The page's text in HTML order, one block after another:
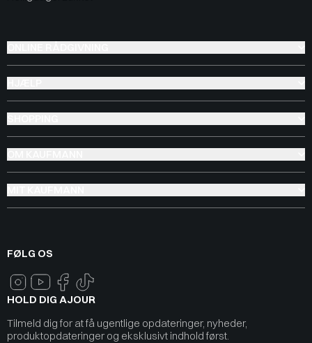
FØLG OS
HOLD DIG AJOUR
Tilmeld dig for at få ugentlige opdateringer, nyheder,
produktopdateringer og eksklusivt indhold først.